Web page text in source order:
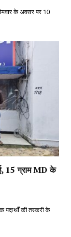
के अवसर पर 10
15 ग्राम MD के
की तस्करी के